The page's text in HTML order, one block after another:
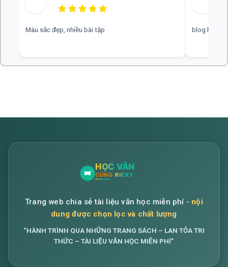
blog hay, chuyên nghiệp, rất mong nhiều đáp án hơn web hay,
Trang web chia sẻ tài liệu văn học miễn phí - nội
dung được chọn lọc và chất lượng
“HÀNH TRÌNH QUA NHỮNG TRANG SÁCH – LAN TỎA TRI
THỨC – TÀI LIỆU VĂN HỌC MIỄN PHÍ”